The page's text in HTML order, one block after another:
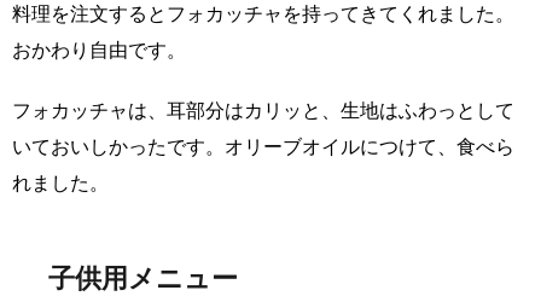
料理を注文するとフォカッチャを持ってきてくれました。
おかわり自由です。
フォカッチャは、耳部分はカリッと、生地はふわっとして
いておいしかったです。オリーブオイルにつけて、食べら
れました。
子供用メニュー